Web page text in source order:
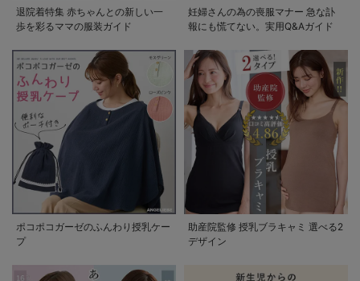
退院着特集 赤ちゃんとの新しい一
歩を彩るママの服装ガイド
妊婦さんの為の喪服マナー 急な訃
報にも慌てない。実用Q&Aガイド
ポコポコガーゼのふんわり授乳ケー
プ
助産院監修 授乳ブラキャミ 選べる2
デザイン